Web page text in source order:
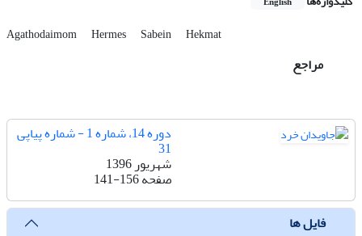
Agathodaimom Hermes Sabein Hekmat
مراجع
دوره 14، شماره 1 - شماره پیاپی
31
شهریور 1396
صفحه141-156
فایل ها